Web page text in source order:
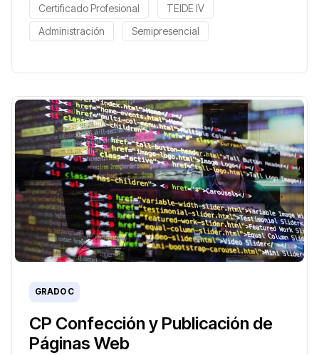
Certificado Profesional
TEIDE IV
Administración
Semipresencial
CP Confección y Publicación de
Páginas Web
GRADO C